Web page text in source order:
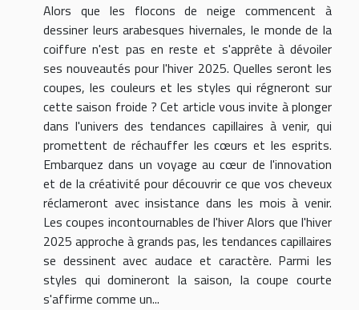
Alors que les flocons de neige commencent à
dessiner leurs arabesques hivernales, le monde de la
coiffure n'est pas en reste et s'apprête à dévoiler
ses nouveautés pour l'hiver 2025. Quelles seront les
coupes, les couleurs et les styles qui régneront sur
cette saison froide ? Cet article vous invite à plonger
dans l'univers des tendances capillaires à venir, qui
promettent de réchauffer les cœurs et les esprits.
Embarquez dans un voyage au cœur de l'innovation
et de la créativité pour découvrir ce que vos cheveux
réclameront avec insistance dans les mois à venir.
Les coupes incontournables de l'hiver Alors que l'hiver
2025 approche à grands pas, les tendances capillaires
se dessinent avec audace et caractère. Parmi les
styles qui domineront la saison, la coupe courte
s'affirme comme un...